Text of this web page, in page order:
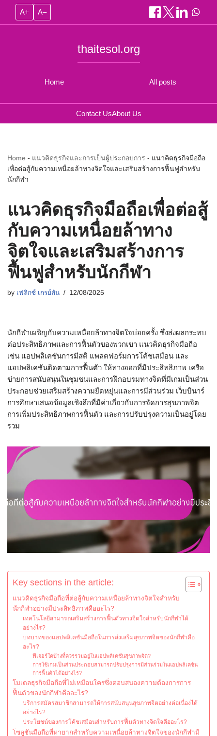
A+ A–
Home
thaitesol.org
All posts
Contact UsAbout Us
Home - แนวคิดธุรกิจและการเป็นผู้ประกอบการ - แนวคิดธุรกิจมือถือ
เพื่อต่อสู้กับความเหนื่อยล้าทางจิตใจและเสริมสร้างการฟื้นฟูสำหรับ
นักกีฬา
แนวคิดธุรกิจมือถือเพื่อต่อสู้
กับความเหนื่อยล้าทาง
จิตใจและเสริมสร้างการ
ฟื้นฟูสำหรับนักกีฬา
by เฟลิกซ์ เกรย์สัน 12/08/2025
นักกีฬาเผชิญกับความเหนื่อยล้าทางจิตใจบ่อยครั้ง ซึ่งส่งผลกระทบ
ต่อประสิทธิภาพและการฟื้นตัวของพวกเขา แนวคิดธุรกิจมือถือ
เช่น แอปพลิเคชันการมีสติ แพลตฟอร์มการโค้ชเสมือน และ
แอปพลิเคชันติดตามการฟื้นตัว ให้ทางออกที่มีประสิทธิภาพ เครือ
ข่ายการสนับสนุนในชุมชนและการฝึกอบรมทางจิตที่มีเกมเป็นส่วน
ประกอบช่วยเสริมสร้างความยืดหยุ่นและการมีส่วนร่วม เว็บบินาร์
การศึกษาเสนอข้อมูลเชิงลึกที่มีค่าเกี่ยวกับการจัดการสุขภาพจิต
การเพิ่มประสิทธิภาพการฟื้นตัว และการปรับปรุงความเป็นอยู่โดย
รวม
Key sections in the article:
แนวคิดธุรกิจมือถือที่ต่อสู้กับความเหนื่อยล้าทางจิตใจสำหรับ
นักกีฬาอย่างมีประสิทธิภาพคืออะไร?
เทคโนโลยีสามารถเสริมสร้างการฟื้นตัวทางจิตใจสำหรับนักกีฬาได้
อย่างไร?
บทบาทของแอปพลิเคชันมือถือในการส่งเสริมสุขภาพจิตของนักกีฬาคือ
อะไร?
ฟีเจอร์ใดบ้างที่ควรรวมอยู่ในแอปพลิเคชันสุขภาพจิต?
การใช้เกมเป็นส่วนประกอบสามารถปรับปรุงการมีส่วนร่วมในแอปพลิเคชัน
การฟื้นตัวได้อย่างไร?
โมเดลธุรกิจมือถือที่ไม่เหมือนใครซึ่งตอบสนองความต้องการการ
ฟื้นตัวของนักกีฬาคืออะไร?
บริการสมัครสมาชิกสามารถให้การสนับสนุนสุขภาพจิตอย่างต่อเนื่องได้
อย่างไร?
ประโยชน์ของการโค้ชเสมือนสำหรับการฟื้นตัวทางจิตใจคืออะไร?
โซลูชันมือถือที่หายากสำหรับความเหนื่อยล้าทางจิตใจของนักกีฬามี